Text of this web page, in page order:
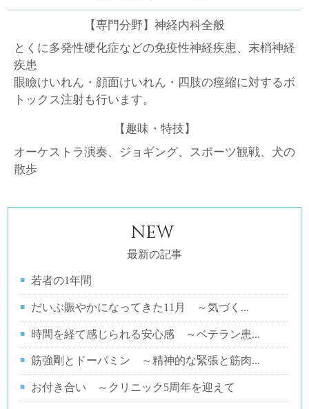
【専門分野】神経内科全般
とくに多発性硬化症などの免疫性神経疾患、末梢神経
疾患
眼瞼けいれん・顔面けいれん・四肢の痙縮に対するボ
トックス注射も行います。
【趣味・特技】
オーケストラ演奏、ジョギング、スポーツ観戦、犬の
散歩
NEW
最新の記事
若者の1年間
だいぶ賑やかになってきた11月 ～気づく...
時間を経て感じられる安心感 ～ベテラン患...
筋強剛とドーパミン ～精神的な緊張と筋肉...
お付き合い ～クリニック5周年を迎えて